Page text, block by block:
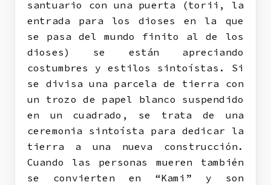
santuario con una puerta (torii, la
entrada para los dioses en la que
se pasa del mundo finito al de los
dioses) se están apreciando
costumbres y estilos sintoístas. Si
se divisa una parcela de tierra con
un trozo de papel blanco suspendido
en un cuadrado, se trata de una
ceremonia sintoísta para dedicar la
tierra a una nueva construcción.
Cuando las personas mueren también
se convierten en “Kami” y son